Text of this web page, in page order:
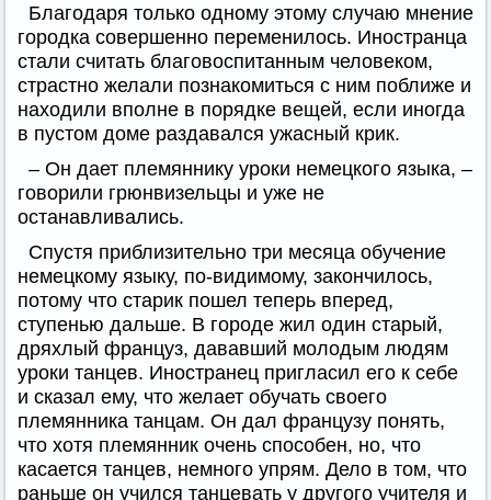
Благодаря только одному этому случаю мнение
городка совершенно переменилось. Иностранца
стали считать благовоспитанным человеком,
страстно желали познакомиться с ним поближе и
находили вполне в порядке вещей, если иногда
в пустом доме раздавался ужасный крик.
– Он дает племяннику уроки немецкого языка, –
говорили грюнвизельцы и уже не
останавливались.
Спустя приблизительно три месяца обучение
немецкому языку, по-видимому, закончилось,
потому что старик пошел теперь вперед,
ступенью дальше. В городе жил один старый,
дряхлый француз, дававший молодым людям
уроки танцев. Иностранец пригласил его к себе
и сказал ему, что желает обучать своего
племянника танцам. Он дал французу понять,
что хотя племянник очень способен, но, что
касается танцев, немного упрям. Дело в том, что
раньше он учился танцевать у другого учителя и